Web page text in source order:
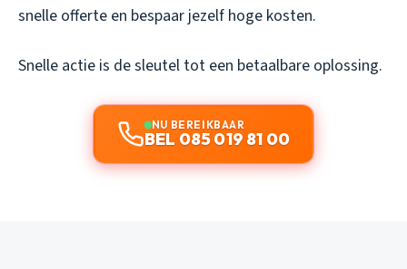
snelle offerte en bespaar jezelf hoge kosten.
Snelle actie is de sleutel tot een betaalbare oplossing.
NU BEREIKBAAR
BEL 085 019 81 00